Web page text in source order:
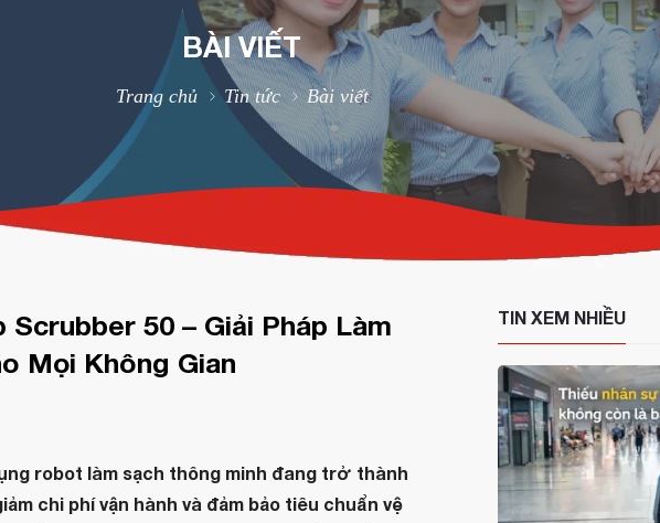
BÀI VIẾT
Trang chủ Tin tức Bài viết
50 – Giải Pháp Làm
Mọi Không Gian
robot làm sạch thông minh đang trở thành
chi phí vận hành và đảm bảo tiêu chuẩn vệ
TIN XEM NHIỀU